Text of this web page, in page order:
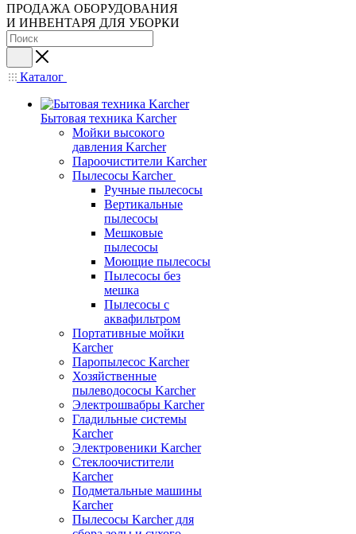
ПРОДАЖА ОБОРУДОВАНИЯ
И ИНВЕНТАРЯ ДЛЯ УБОРКИ
Каталог
Бытовая техника Karcher
Мойки высокого
давления Karcher
Пароочистители Karcher
Пылесосы Karcher
Ручные пылесосы
Вертикальные
пылесосы
Мешковые
пылесосы
Моющие пылесосы
Пылесосы без
мешка
Пылесосы с
аквафильтром
Портативные мойки
Karcher
Паропылесос Karcher
Хозяйственные
пылеводососы Karcher
Электрошвабры Karcher
Гладильные системы
Karcher
Электровеники Karcher
Стеклоочистители
Karcher
Подметальные машины
Karcher
Пылесосы Karcher для